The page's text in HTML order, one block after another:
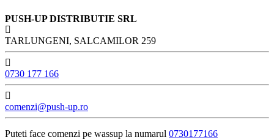
PUSH-UP DISTRIBUTIE SRL
TARLUNGENI, SALCAMILOR 259
0730 177 166
comenzi@push-up.ro
Puteti face comenzi pe wassup la numarul 0730177166